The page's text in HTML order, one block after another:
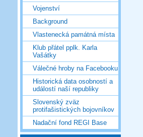
Vojenství
Background
Vlastenecká památná místa
Klub přátel pplk. Karla
Vašátky
Válečné hroby na Facebooku
Historická data osobností a
událostí naší republiky
Slovenský zväz
protifašistických bojovníkov
Nadační fond REGI Base